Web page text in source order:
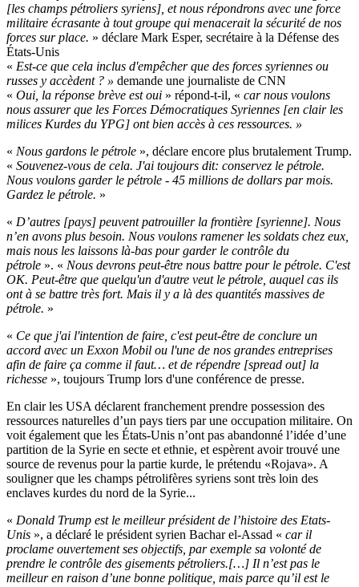
[les champs pétroliers syriens], et nous répondrons avec une force
militaire écrasante à tout groupe qui menacerait la sécurité de nos
forces sur place. » déclare Mark Esper, secrétaire à la Défense des
États-Unis
« Est-ce que cela inclus d'empêcher que des forces syriennes ou
russes y accèdent ? » demande une journaliste de CNN
« Oui, la réponse brève est oui » répond-t-il, « car nous voulons
nous assurer que les Forces Démocratiques Syriennes [en clair les
milices Kurdes du YPG] ont bien accès à ces ressources. »
« Nous gardons le pétrole », déclare encore plus brutalement Trump.
« Souvenez-vous de cela. J'ai toujours dit: conservez le pétrole.
Nous voulons garder le pétrole - 45 millions de dollars par mois.
Gardez le pétrole. »
« D’autres [pays] peuvent patrouiller la frontière [syrienne]. Nous
n’en avons plus besoin. Nous voulons ramener les soldats chez eux,
mais nous les laissons là-bas pour garder le contrôle du
pétrole ». « Nous devrons peut-être nous battre pour le pétrole. C'est
OK. Peut-être que quelqu'un d'autre veut le pétrole, auquel cas ils
ont à se battre très fort. Mais il y a là des quantités massives de
pétrole. »
« Ce que j'ai l'intention de faire, c'est peut-être de conclure un
accord avec un Exxon Mobil ou l'une de nos grandes entreprises
afin de faire ça comme il faut… et de répendre [spread out] la
richesse », toujours Trump lors d'une conférence de presse.
En clair les USA déclarent franchement prendre possession des
ressources naturelles d’un pays tiers par une occupation militaire. On
voit également que les États-Unis n’ont pas abandonné l’idée d’une
partition de la Syrie en secte et ethnie, et espèrent avoir trouvé une
source de revenus pour la partie kurde, le prétendu «Rojava». A
souligner que les champs pétrolifères syriens sont très loin des
enclaves kurdes du nord de la Syrie...
« Donald Trump est le meilleur président de l’histoire des Etats-
Unis », a déclaré le président syrien Bachar el-Assad « car il
proclame ouvertement ses objectifs, par exemple sa volonté de
prendre le contrôle des gisements pétroliers.[…] Il n’est pas le
meilleur en raison d’une bonne politique, mais parce qu’il est le